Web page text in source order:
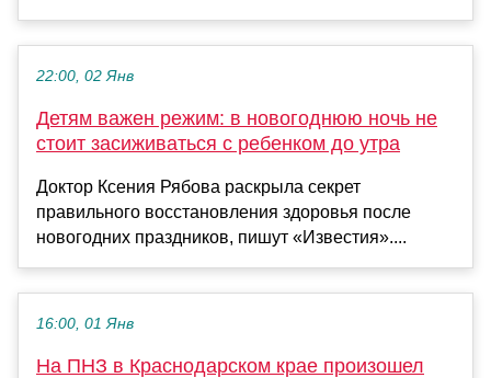
22:00, 02 Янв
Детям важен режим: в новогоднюю ночь не
стоит засиживаться с ребенком до утра
Доктор Ксения Рябова раскрыла секрет
правильного восстановления здоровья после
новогодних праздников, пишут «Известия»....
16:00, 01 Янв
На ПНЗ в Краснодарском крае произошел